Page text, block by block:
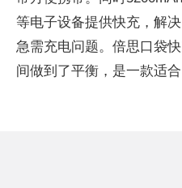
等电子设备提供快充，解
急需充电问题。倍思口袋
间做到了平衡，是一款适